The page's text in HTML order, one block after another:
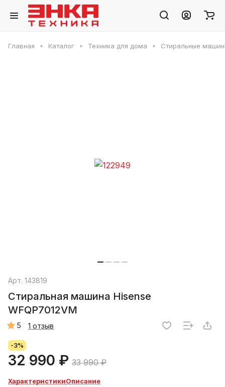
Главная Каталог Техника для дома Стиральные
Арт. 143819
Стиральная машина Hisense
WFQP7012VM
5 1 отзыв
-3%
32 990 ₽ 33 990 ₽
ХарактеристикиОписание